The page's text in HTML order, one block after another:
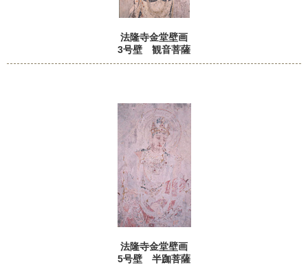
法隆寺金堂壁画
3号壁 観音菩薩
法隆寺金堂壁画
5号壁 半跏菩薩